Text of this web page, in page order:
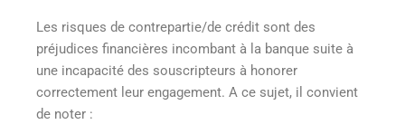
Les risques de contrepartie/de crédit sont des
préjudices financières incombant à la banque suite à
une incapacité des souscripteurs à honorer
correctement leur engagement. A ce sujet, il convient
de noter :